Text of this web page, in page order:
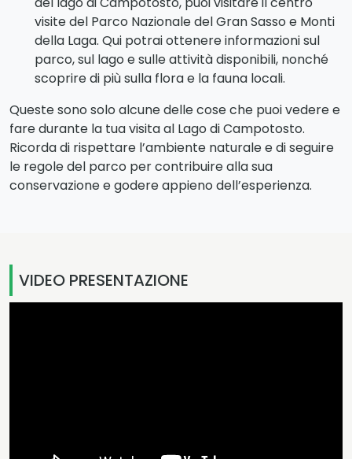
amanti dell’escursionismo.
Centro visite: Prima di iniziare la tua esplorazione
del lago di Campotosto, puoi visitare il centro
visite del Parco Nazionale del Gran Sasso e Monti
parco, sul lago e sulle attività disponibili, nonché
scoprire di più sulla flora e la fauna locali.
Queste sono solo alcune delle cose che puoi vedere e
fare durante la tua visita al Lago di Campotosto.